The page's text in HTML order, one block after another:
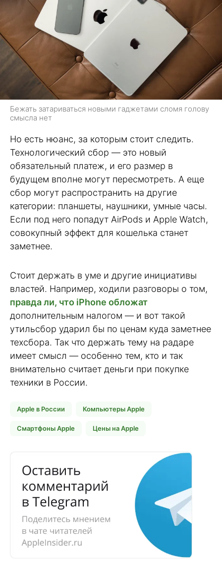
Бежать затариваться новыми гаджетами сломя голову
смысла нет
Но есть нюанс, за которым стоит следить.
Технологический сбор — это новый
обязательный платеж, и его размер в
будущем вполне могут пересмотреть. А еще
сбор могут распространить на другие
категории: планшеты, наушники, умные часы.
Если под него попадут AirPods и Apple Watch,
совокупный эффект для кошелька станет
заметнее.
Стоит держать в уме и другие инициативы
властей. Например, ходили разговоры о том,
правда ли, что iPhone обложат
дополнительным налогом — и вот такой
утильсбор ударил бы по ценам куда заметнее
техсбора. Так что держать тему на радаре
имеет смысл — особенно тем, кто и так
внимательно считает деньги при покупке
техники в России.
Apple в России Компьютеры Apple
Смартфоны Apple Цены на Apple